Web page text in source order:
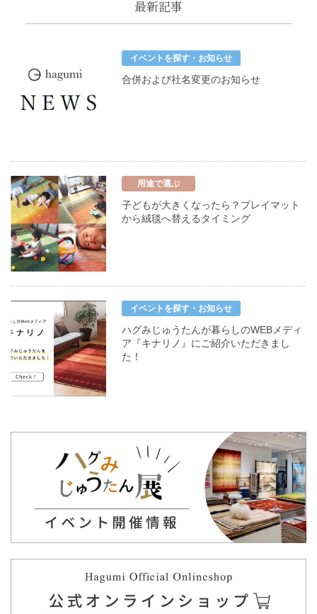
最新記事
イベントを探す・お知らせ
合併および社名変更のお知らせ
用途で選ぶ
子どもが大きくなったら？プレイマット
から絨毯へ替えるタイミング
イベントを探す・お知らせ
ハグみじゅうたんが暮らしのWEBメディ
ア『キナリノ』にご紹介いただきまし
た！